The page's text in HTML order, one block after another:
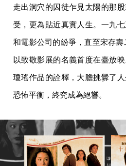
走出洞穴的囚徒乍見太陽的那
受，更為貼近真實人生。一九
和電影公司的紛爭，直至宋存
以致敬影展的名義首度在臺放
瓊瑤作品的詮釋，大膽挑釁了
恐怖平衡，終究成為絕響。